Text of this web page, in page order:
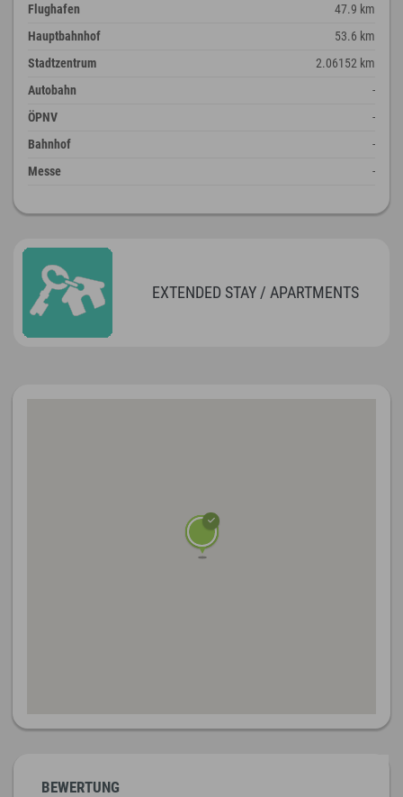
Flughafen
47.9 km
Hauptbahnhof
53.6 km
Stadtzentrum
2.06152 km
Autobahn
-
ÖPNV
-
Bahnhof
-
Messe
-
EXTENDED STAY / APARTMENTS
BEWERTUNG